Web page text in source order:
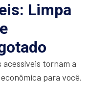
Limpa
acessíveis tornam a
para você.